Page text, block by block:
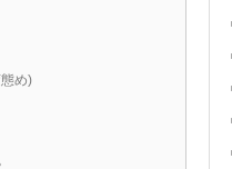
め)